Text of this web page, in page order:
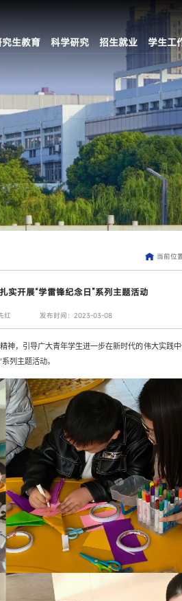
生教育 科学研究 招生就业 学生工
当前位
实开展“学雷锋纪念日”系列主题活动
红 发布时间：2023-03-08
神，引导广大青年学生进一步在新时代的伟大实践
系列主题活动。